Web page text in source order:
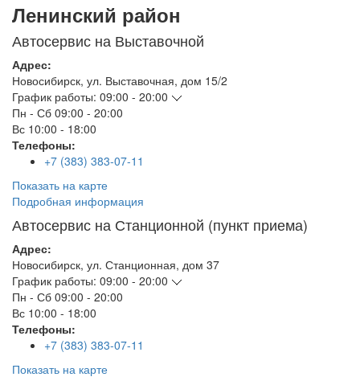
Ленинский район
Автосервис на Выставочной
Адрес:
Новосибирск, ул. Выставочная, дом 15/2
График работы: 09:00 - 20:00
Пн - Сб 09:00 - 20:00
Вс 10:00 - 18:00
Телефоны:
+7 (383) 383-07-11
Показать на карте
Подробная информация
Автосервис на Станционной (пункт приема)
Адрес:
Новосибирск, ул. Станционная, дом 37
График работы: 09:00 - 20:00
Пн - Сб 09:00 - 20:00
Вс 10:00 - 18:00
Телефоны:
+7 (383) 383-07-11
Показать на карте